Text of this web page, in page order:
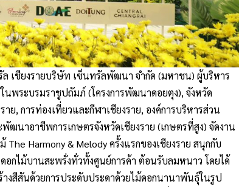
เชียงรายบริษัท เซ็นทรัลพัฒนา จำกัด (มหาชน) ผู้บริหาร
พระบรมราชูปถัมภ์ (โครงการพัฒนาดอยตุง), จังหวัด
ย, การท่องเที่ยวและกีฬาเชียงราย, องค์การบริหารส่วน
ฒนาอาชีพการเกษตรจังหวัดเชียงราย (เกษตรที่สูง) จัดงาน
Harmony & Melody ครั้งแรกของเชียงราย สนุกกับ
กไม้บานสะพรั่งทั่วทั้งศูนย์การค้า ต้อนรับลมหนาว โดยได้
งสีสันด้วยการประดับประดาด้วยไม้ดอกนานาพันธุ์ในรูป